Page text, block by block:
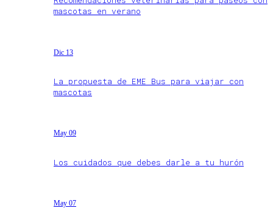
mascotas en verano
Dic 13
La propuesta de EME Bus para viajar con
mascotas
May 09
Los cuidados que debes darle a tu hurón
May 07